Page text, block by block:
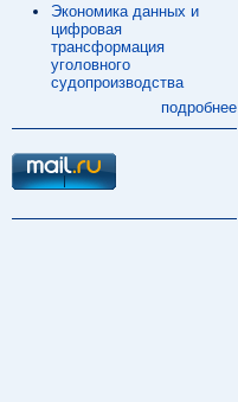
Экономика данных и
цифровая
трансформация
уголовного
судопроизводства
подробнее